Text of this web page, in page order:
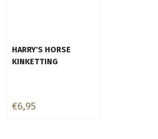
HARRY'S HORSE
KINKETTING
€6,95